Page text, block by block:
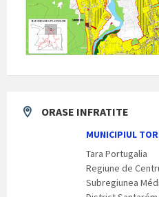
ORASE INFRATITE
MUNICIPIUL
Tara Portugalia
Regiune de
Subregiunea